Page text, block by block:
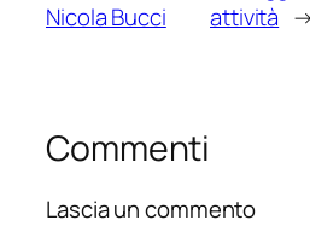
Nicola Bucci
attività →
Commenti
Lascia un commento